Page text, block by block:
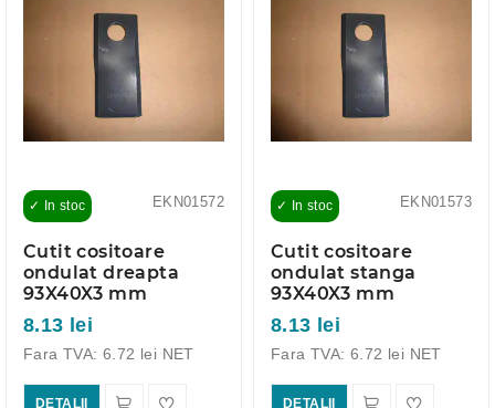
EKN01572
✓ In stoc
Cutit cositoare
ondulat dreapta
93X40X3 mm
8.13 lei
Fara TVA: 6.72 lei NET
DETALII
EKN01573
✓ In stoc
Cutit cositoare
ondulat stanga
93X40X3 mm
8.13 lei
Fara TVA: 6.72 lei NET
DETALII